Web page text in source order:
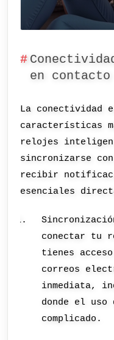
en contacto
La conectividad
características
relojes
sincronizarse
recibir
esenciales
conectar tu
tienes
correos
inmediata,
donde el
complicado.